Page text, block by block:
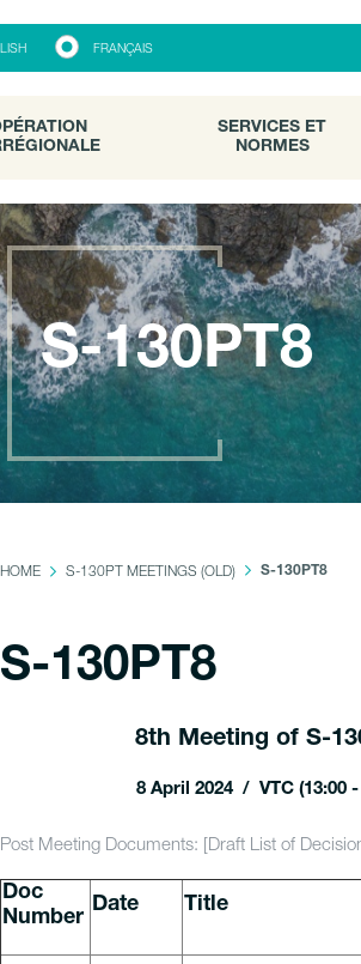
FRANÇAIS
SERVICES ET
NORMES
S-130PT8
HOME S-130PT MEETINGS (OLD) S-130PT8
S-130PT8
8th Meeting of S-
8 April 2024 / VTC (13:00 -
Post Meeting Documents: [Draft List of
Doc
Number
Date Title